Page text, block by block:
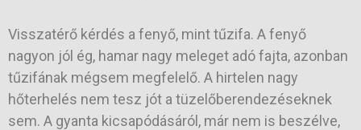
Visszatérő kérdés a fenyő, mint tűzifa. A fenyő
nagyon jól ég, hamar nagy meleget adó fajta, azonban
tűzifának mégsem megfelelő. A hirtelen nagy
hőterhelés nem tesz jót a tüzelőberendezéseknek
sem. A gyanta kicsapódásáról, már nem is beszélve,